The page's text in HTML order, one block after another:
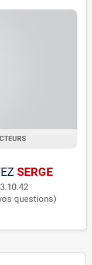
SERGE
questions)